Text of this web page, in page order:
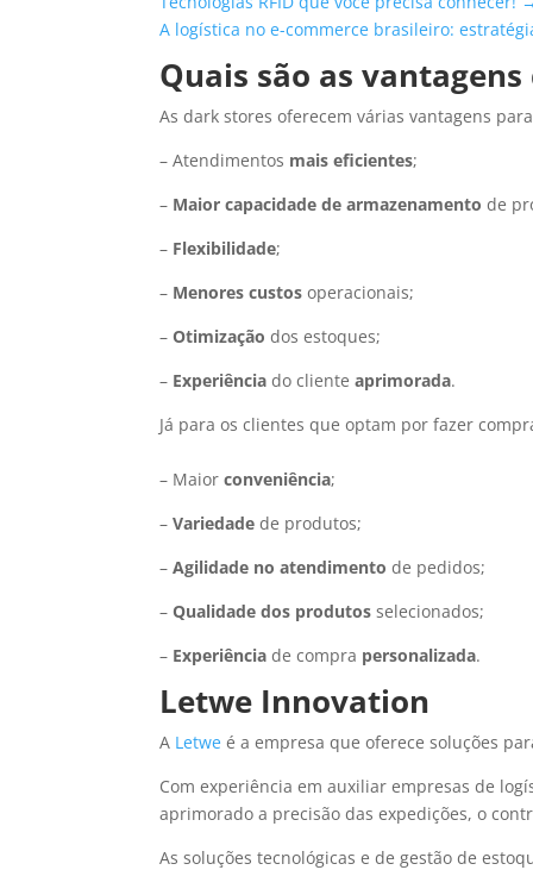
A logística no e-commerce brasileiro:
Quais são as
As dark stores oferecem várias vantagens
– Atendimentos mais eficientes;
– Maior capacidade de armazenamento de
– Flexibilidade;
– Menores custosoperacionais;
–Otimizaçãodos estoques;
– Experiência do clienteaprimorada.
Já para os clientes que optam por fazer
– Maiorconveniência;
–Variedadede produtos;
–Agilidade no atendimento de pedidos;
–Qualidade dos produtos selecionados;
– Experiênciade compra personalizada.
Letwe Innovation
A Letwe é a empresa que oferece soluções
Com experiência em auxiliar empresas de
aprimorado a precisão das expedições, o
As soluções tecnológicas e de gestão de